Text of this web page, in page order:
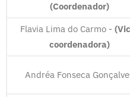
(Coordenador)
Flavia Lima do Carmo -
coordenadora)
Andréa Fonseca